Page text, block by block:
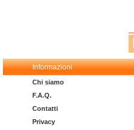
Informazioni
Chi siamo
F.A.Q.
Contatti
Privacy